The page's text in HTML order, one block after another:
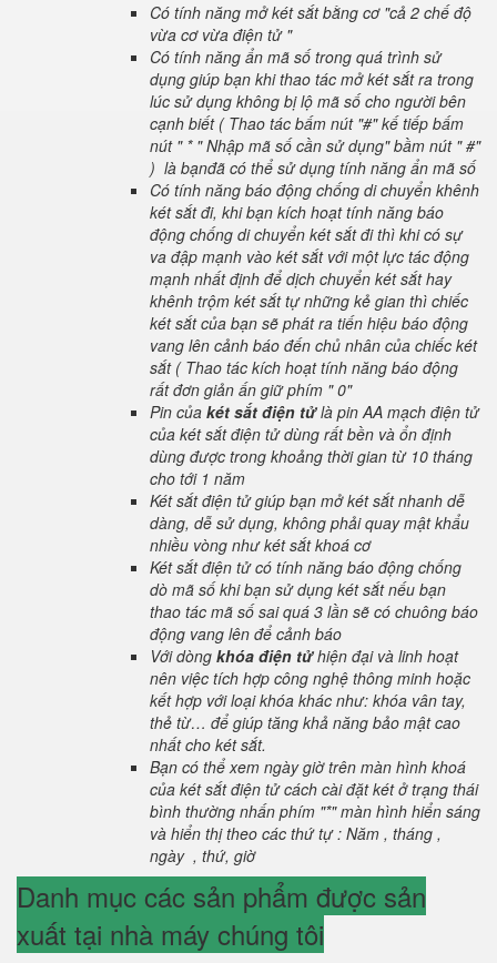
Có tính năng mở két sắt bằng cơ "cả 2 chế độ
vừa cơ vừa điện tử "
Có tính năng ẩn mã số trong quá trình sử
dụng giúp bạn khi thao tác mở két sắt ra trong
lúc sử dụng không bị lộ mã số cho người bên
cạnh biết ( Thao tác bấm nút "#" kế tiếp bấm
nút " * " Nhập mã số cần sử dụng" bầm nút " #"
) là bạnđã có thể sử dụng tính năng ẩn mã số
Có tính năng báo động chống di chuyển khênh
két sắt đi, khi bạn kích hoạt tính năng báo
động chống di chuyển két sắt đi thì khi có sự
va đập mạnh vào két sắt với một lực tác động
mạnh nhất định để dịch chuyển két sắt hay
khênh trộm két sắt tự những kẻ gian thì chiếc
két sắt của bạn sẽ phát ra tiến hiệu báo động
vang lên cảnh báo đến chủ nhân của chiếc két
sắt ( Thao tác kích hoạt tính năng báo động
rất đơn giản ấn giữ phím " 0"
Pin của két sắt điện tửlà pin AA mạch điện tử
của két sắt điện tử dùng rất bền và ổn định
dùng được trong khoảng thời gian từ 10 tháng
cho tới 1 năm
Két sắt điện tử giúp bạn mở két sắt nhanh dễ
dàng, dễ sử dụng, không phải quay mật khẩu
nhiều vòng như két sắt khoá cơ
Két sắt điện tử có tính năng báo động chống
dò mã số khi bạn sử dụng két sắt nếu bạn
thao tác mã số sai quá 3 lần sẽ có chuông báo
động vang lên để cảnh báo
Với dòng khóa điện tửhiện đại và linh hoạt
nên việc tích hợp công nghệ thông minh hoặc
kết hợp với loại khóa khác như: khóa vân tay,
thẻ từ… để giúp tăng khả năng bảo mật cao
nhất cho két sắt.
Bạn có thể xem ngày giờ trên màn hình khoá
của két sắt điện tử cách cài đặt két ở trạng thái
bình thường nhấn phím "*" màn hình hiển sáng
và hiển thị theo các thứ tự : Năm , tháng ,
ngày , thứ, giờ
Danh mục các sản phẩm được sản
xuất tại nhà máy chúng tôi